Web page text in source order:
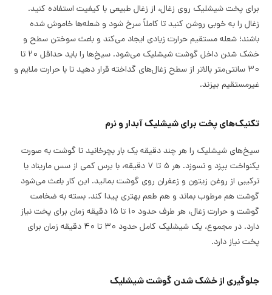
برای پخت شیشلیک روی زغال، از زغال طبیعی با کیفیت استفاده کنید.
زغال را به خوبی روشن کنید تا کاملاً سرخ شود و شعله‌ها خاموش شده
باشند؛ شعله مستقیم حرارت زیادی ایجاد می‌کند و باعث سوختن سطح و
خشک شدن داخل گوشت شیشلیک می‌شود. سیخ‌ها را باید حداقل ۲۰ تا
۳۰ سانتی‌متر بالاتر از سطح زغال‌های گداخته قرار دهید تا با حرارت ملایم و
غیرمستقیم بپزند.
تکنیک‌های پخت برای شیشلیک آبدار و نرم
سیخ‌های شیشلیک را هر چند دقیقه یک بار بچرخانید تا گوشت به صورت
یکنواخت بپزد و نسوزد. هر ۵ تا ۷ دقیقه، با برس کمی از سس ماریناد یا
ترکیبی از روغن زیتون و زعفران روی گوشت بمالید. این کار باعث می‌شود
گوشت هم مرطوب بماند و هم طعم بهتری پیدا کند. بسته به ضخامت
گوشت و حرارت زغال، هر طرف حدود ۱۰ تا ۱۵ دقیقه زمان برای پخت نیاز
دارد. در مجموع، یک شیشلیک کامل حدود ۳۰ تا ۴۰ دقیقه زمان برای
پخت نیاز دارد.
جلوگیری از خشک شدن گوشت شیشلیک